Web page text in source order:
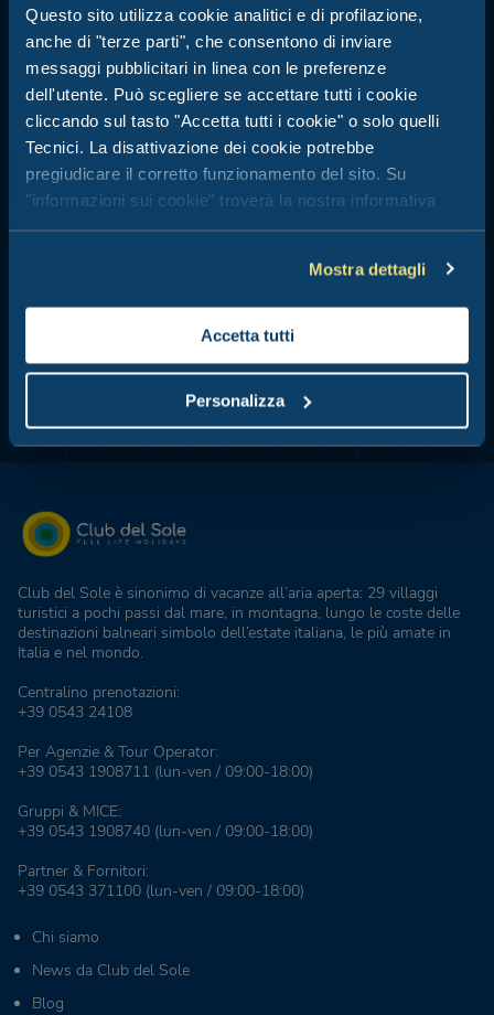
Questo sito utilizza cookie analitici e di profilazione,
anche di "terze parti", che consentono di inviare
messaggi pubblicitari in linea con le preferenze
dell'utente. Può scegliere se accettare tutti i cookie
cliccando sul tasto "Accetta tutti i cookie" o solo quelli
Tecnici. La disattivazione dei cookie potrebbe
pregiudicare il corretto funzionamento del sito. Su
"informazioni sui cookie" troverà la nostra informativa
estesa.
Mostra dettagli
Accetta tutti
Personalizza
dellaprivacy policy
Club del Sole è sinonimo di vacanze all’aria aperta: 29 villaggi
turistici a pochi passi dal mare, in montagna, lungo le coste delle
destinazioni balneari simbolo dell’estate italiana, le più amate in
Italia e nel mondo.
Centralino prenotazioni:
+39 0543 24108
Per Agenzie & Tour Operator:
+39 0543 1908711 (lun-ven / 09:00-18:00)
Gruppi & MICE:
+39 0543 1908740 (lun-ven / 09:00-18:00)
Partner & Fornitori:
+39 0543 371100 (lun-ven / 09:00-18:00)
Chi siamo
News da Club del Sole
Blog